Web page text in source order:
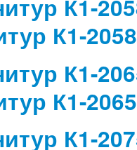
К1-2058
К1-2065